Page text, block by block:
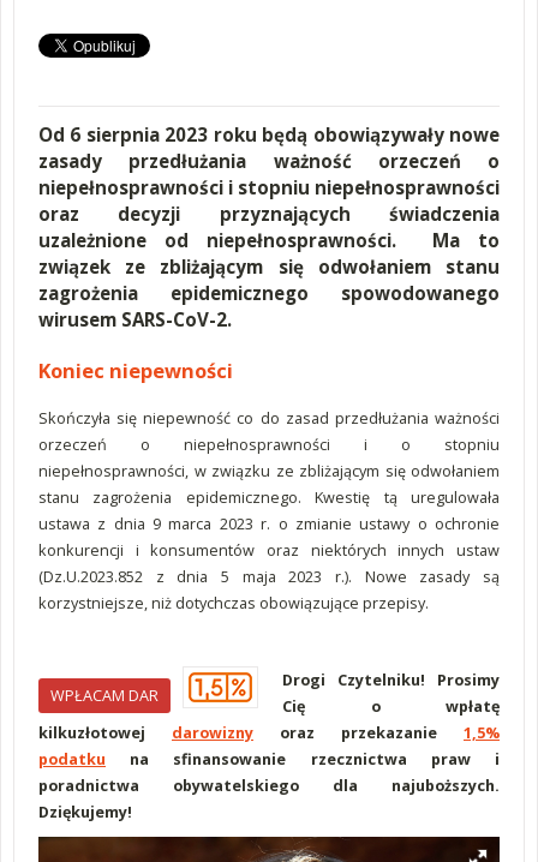
Od 6 sierpnia 2023 roku będą obowiązywały nowe
zasady przedłużania ważność orzeczeń o
niepełnosprawności i stopniu niepełnosprawności
oraz decyzji przyznających świadczenia
uzależnione od niepełnosprawności. Ma to
związek ze zbliżającym się odwołaniem stanu
zagrożenia epidemicznego spowodowanego
wirusem SARS-CoV-2.
Koniec niepewności
Skończyła się niepewność co do zasad przedłużania ważności
orzeczeń o niepełnosprawności i o stopniu
niepełnosprawności, w związku ze zbliżającym się odwołaniem
stanu zagrożenia epidemicznego. Kwestię tą uregulowała
ustawa z dnia 9 marca 2023 r. o zmianie ustawy o ochronie
konkurencji i konsumentów oraz niektórych innych ustaw
(Dz.U.2023.852 z dnia 5 maja 2023 r.). Nowe zasady są
korzystniejsze, niż dotychczas obowiązujące przepisy.
WPŁACAM DAR
Drogi Czytelniku! Prosimy
Cię o wpłatę
kilkuzłotowej darowizny oraz przekazanie 1,5%
podatku na sfinansowanie rzecznictwa praw i
poradnictwa obywatelskiego dla najuboższych.
Dziękujemy!